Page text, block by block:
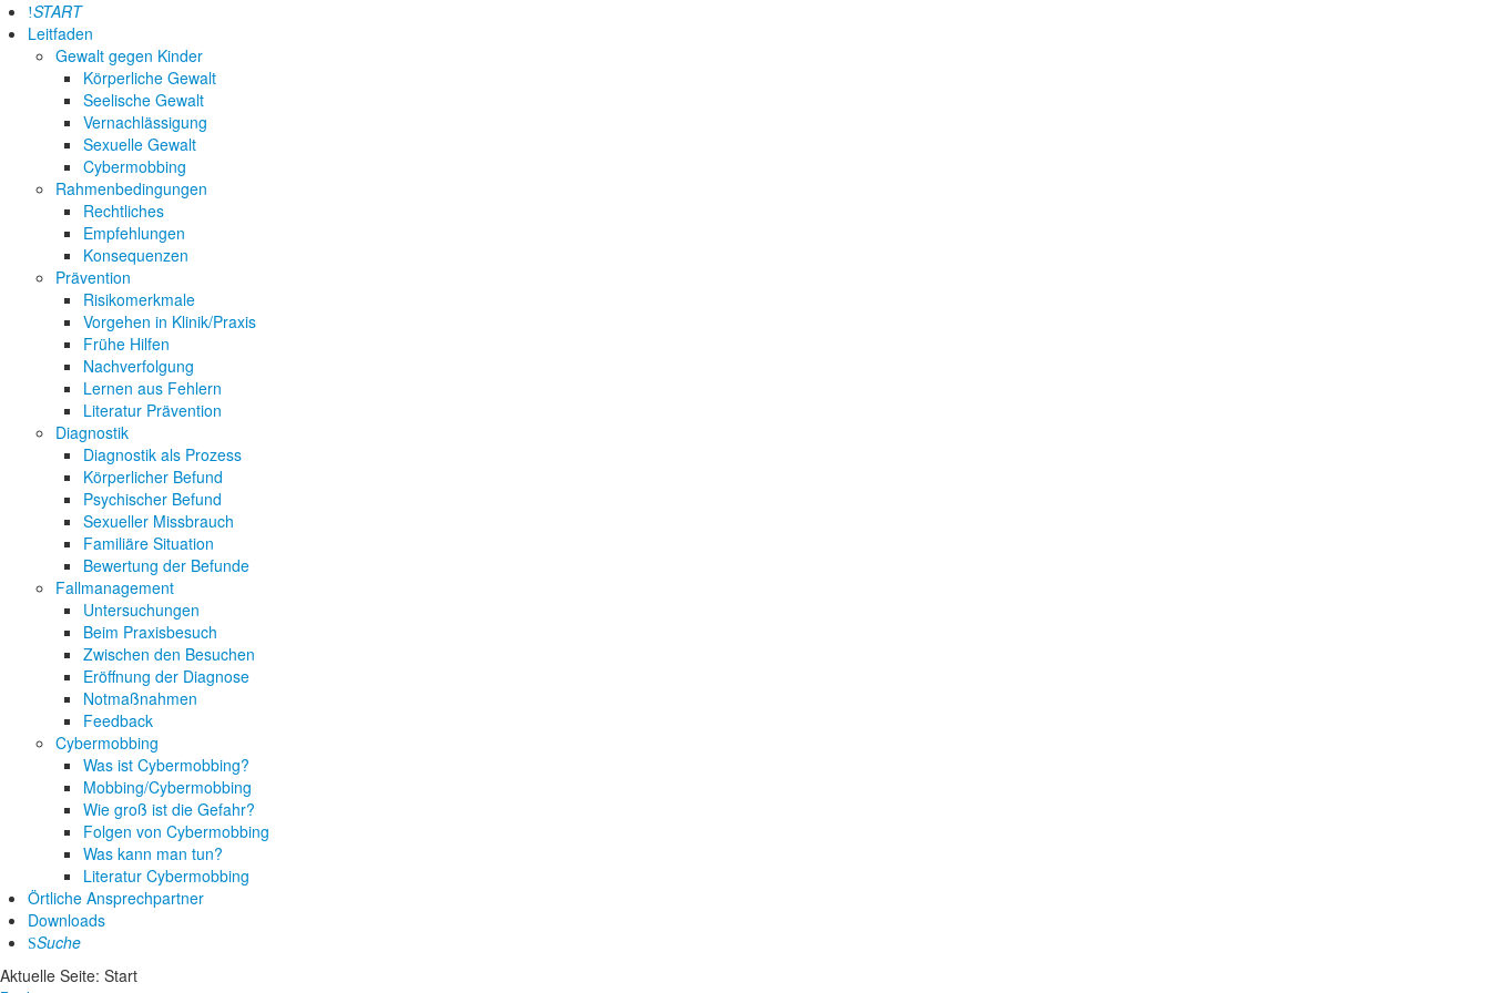
START
Leitfaden
Gewalt gegen Kinder
Körperliche Gewalt
Seelische Gewalt
Vernachlässigung
Sexuelle Gewalt
Cybermobbing
Rahmenbedingungen
Rechtliches
Empfehlungen
Konsequenzen
Prävention
Risikomerkmale
Vorgehen in Klinik/Praxis
Frühe Hilfen
Nachverfolgung
Lernen aus Fehlern
Literatur Prävention
Diagnostik
Diagnostik als Prozess
Körperlicher Befund
Psychischer Befund
Sexueller Missbrauch
Familiäre Situation
Bewertung der Befunde
Fallmanagement
Untersuchungen
Beim Praxisbesuch
Zwischen den Besuchen
Eröffnung der Diagnose
Notmaßnahmen
Feedback
Cybermobbing
Was ist Cybermobbing?
Mobbing/Cybermobbing
Wie groß ist die Gefahr?
Folgen von Cybermobbing
Was kann man tun?
Literatur Cybermobbing
Örtliche Ansprechpartner
Downloads
Suche
Aktuelle Seite: Start